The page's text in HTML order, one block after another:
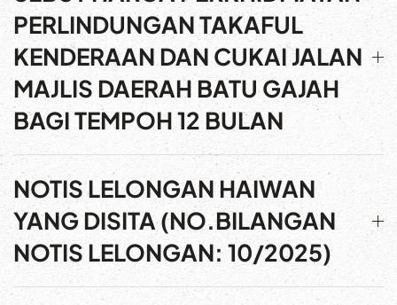
PERLINDUNGAN TAKAFUL
KENDERAAN DAN CUKAI JALAN
MAJLIS DAERAH BATU GAJAH
BAGI TEMPOH 12 BULAN
NOTIS LELONGAN HAIWAN
YANG DISITA (NO.BILANGAN
NOTIS LELONGAN: 10/2025)